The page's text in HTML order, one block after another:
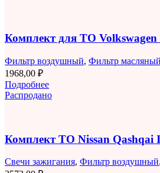
Комплект для ТО
Фильтр воздушный, Фильтр масляный
1968,00 ₽
Подробнее
Распродано
Комплект ТО Nissan Qashqai
Свечи зажигания, Фильтр воздушный,